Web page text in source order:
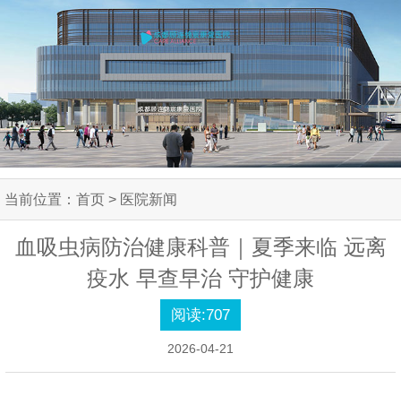
当前位置： 首页 > 医院新闻
血吸虫病防治健康科普｜夏季来临 远离
疫水 早查早治 守护健康
阅读:707
2026-04-21